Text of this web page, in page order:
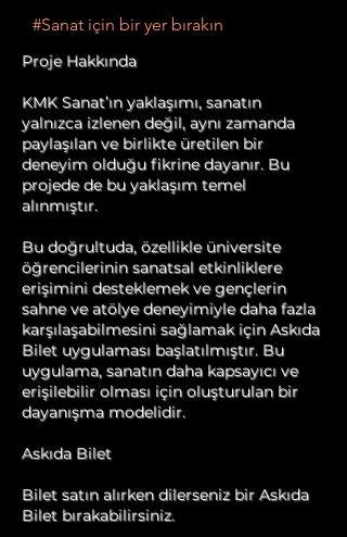
#Sanat için bir yer bırakın
Proje Hakkında
KMK Sanat’ın yaklaşımı, sanatın
yalnızca izlenen değil, aynı zamanda
paylaşılan ve birlikte üretilen bir
deneyim olduğu fikrine dayanır. Bu
projede de bu yaklaşım temel
alınmıştır.
Bu doğrultuda, özellikle üniversite
öğrencilerinin sanatsal etkinliklere
erişimini desteklemek ve gençlerin
sahne ve atölye deneyimiyle daha fazla
karşılaşabilmesini sağlamak için Askıda
Bilet uygulaması başlatılmıştır. Bu
uygulama, sanatın daha kapsayıcı ve
erişilebilir olması için oluşturulan bir
dayanışma modelidir.
Askıda Bilet
Bilet satın alırken dilerseniz bir Askıda
Bilet bırakabilirsiniz.